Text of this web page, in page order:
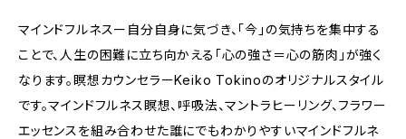
マインドフルネスー自分自身に気づき、「今」の気持ちを集中する
ことで、人生の困難に立ち向かえる「心の強さ＝心の筋肉」が強く
なります。瞑想カウンセラーKeiko Tokinoのオリジナルスタイル
です。マインドフルネス瞑想、呼吸法、マントラヒーリング、フラワー
エッセンスを組み合わせた誰にでもわかりやすいマインドフルネ